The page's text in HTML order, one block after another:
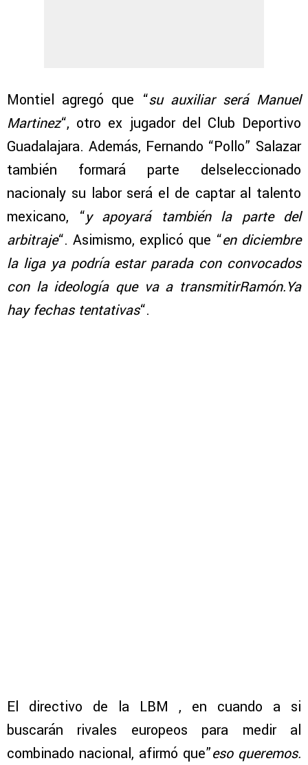
Montiel agregó que “su auxiliar será Manuel
Martinez“, otro ex jugador del Club Deportivo
Guadalajara. Además, Fernando “Pollo” Salazar
también formará parte delseleccionado
nacionaly su labor será el de captar al talento
mexicano, “y apoyará también la parte del
arbitraje“. Asimismo, explicó que “en diciembre
la liga ya podría estar parada con convocados
con la ideología que va a transmitirRamón.Ya
hay fechas tentativas“.
El directivo de la LBM , en cuando a si
buscarán rivales europeos para medir al
combinado nacional, afirmó que”eso queremos.